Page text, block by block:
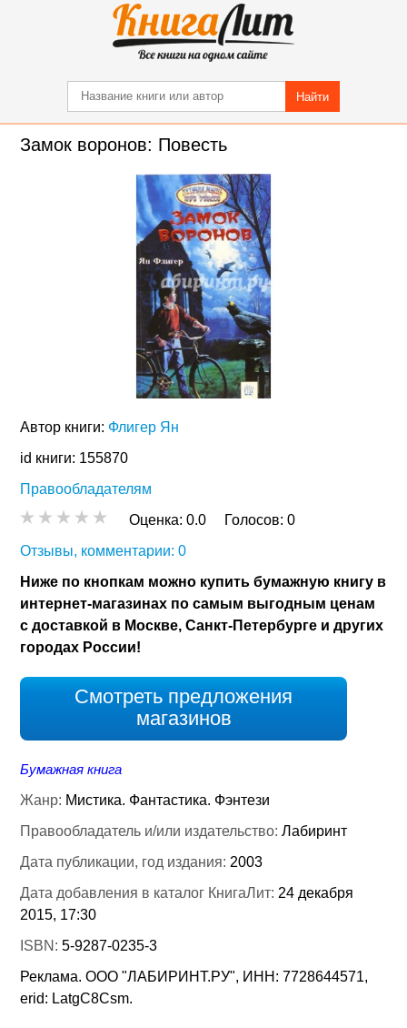
Найти
Замок воронов: Повесть
Автор книги: Флигер Ян
id книги: 155870
Правообладателям
Оценка:0.0 Голосов:0
Отзывы, комментарии: 0
Ниже по кнопкам можно купить бумажную книгу в
интернет-магазинах по самым выгодным ценам
с доставкой в Москве, Санкт-Петербурге и других
городах России!
Смотреть предложения
магазинов
Бумажная книга
Жанр: Мистика. Фантастика. Фэнтези
Правообладатель и/или издательство:Лабиринт
Дата публикации, год издания: 2003
Дата добавления в каталог КнигаЛит: 24 декабря
2015, 17:30
ISBN:5-9287-0235-3
Реклама. ООО "ЛАБИРИНТ.РУ", ИНН: 7728644571,
erid: LatgC8Csm.